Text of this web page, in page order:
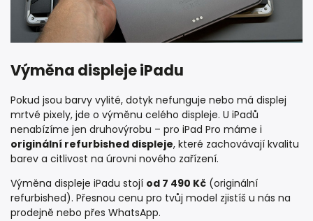
Výměna displeje iPadu
Pokud jsou barvy vylité, dotyk nefunguje nebo má displej
mrtvé pixely, jde o výměnu celého displeje. U iPadů
nenabízíme jen druhovýrobu – pro iPad Pro máme i
originální refurbished displeje, které zachovávají kvalitu
barev a citlivost na úrovni nového zařízení.
Výměna displeje iPadu stojí od 7 490 Kč (originální
refurbished). Přesnou cenu pro tvůj model zjistíš u nás na
prodejně nebo přes WhatsApp.